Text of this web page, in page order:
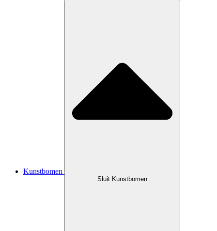
Kunstbomen
Sluit Kunstbomen